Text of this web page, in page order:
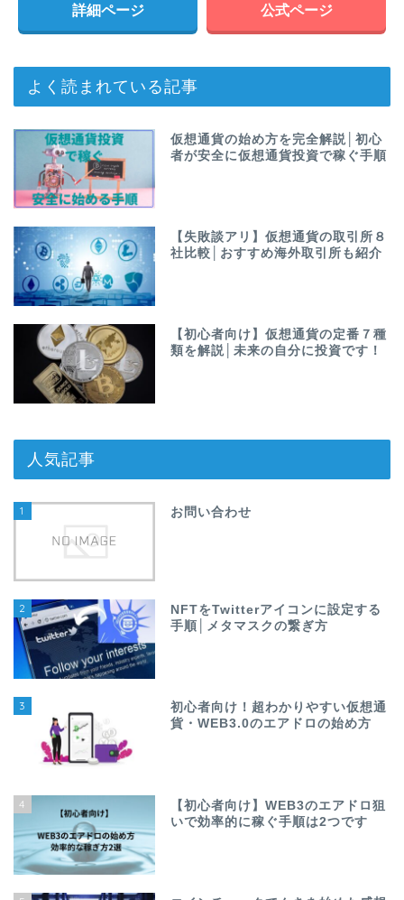
詳細ページ 公式ページ
よく読まれている記事
仮想通貨の始め方を完全解説│初心
者が安全に仮想通貨投資で稼ぐ手順
【失敗談アリ】仮想通貨の取引所８
社比較│おすすめ海外取引所も紹介
【初心者向け】仮想通貨の定番７種
類を解説│未来の自分に投資です！
人気記事
1 お問い合わせ
2
NFTをTwitterアイコンに設定する
手順│メタマスクの繋ぎ方
3
初心者向け！超わかりやすい仮想通
貨・WEB3.0のエアドロの始め方
4
【初心者向け】WEB3のエアドロ狙
いで効率的に稼ぐ手順は2つです